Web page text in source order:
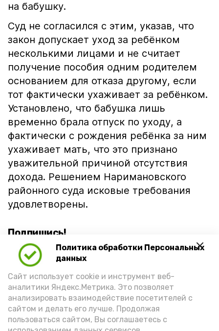
Политика обработки Персональных
данных
Сайт использует cookie и инструмент веб-
аналитики Яндекс.Метрика. Это позволяет
анализировать взаимодействие посетителей с
сайтом и делать его лучше. Продолжая
пользоваться сайтом, Вы соглашаетесь с
на бабушку.
Суд не согласился с этим, указав, что
закон допускает уход за ребёнком
несколькими лицами и не считает
получение пособия одним родителем
основанием для отказа другому, если
тот фактически ухаживает за ребёнком.
Установлено, что бабушка лишь
временно брала отпуск по уходу, а
фактически с рождения ребёнка за ним
ухаживает мать, что это признано
уважительной причиной отсутствия
дохода. Решением Наримановского
районного суда исковые требования
удовлетворены.
Подпишись!
А24 в MAX А24 в Вконтакте